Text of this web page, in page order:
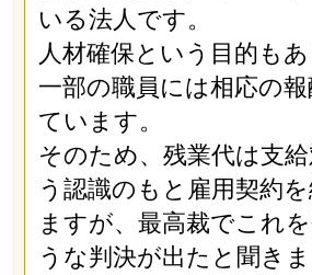
いる法人です。
人材確保という目的も
一部の職員には相応の
ています。
そのため、残業代は支
う認識のもと雇用契約
ますが、最高裁でこれ
うな判決が出たと聞きま